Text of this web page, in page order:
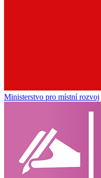
Ministerstvo pro místní rozvoj